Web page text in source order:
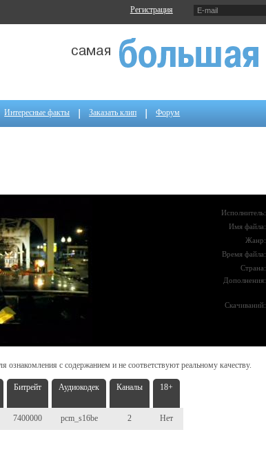
Регистрация
Интересные факты Заказать клип Форум
Исполнитель:
Имя файла:
Жанр:
Время файла:
Страна:
Дополнения:
Скачиваний:
с содержанием и не соответствуют реальному качеству.
Битрейт Аудиокодек Каналы 18+
7400000 pcm_s16be 2 Нет